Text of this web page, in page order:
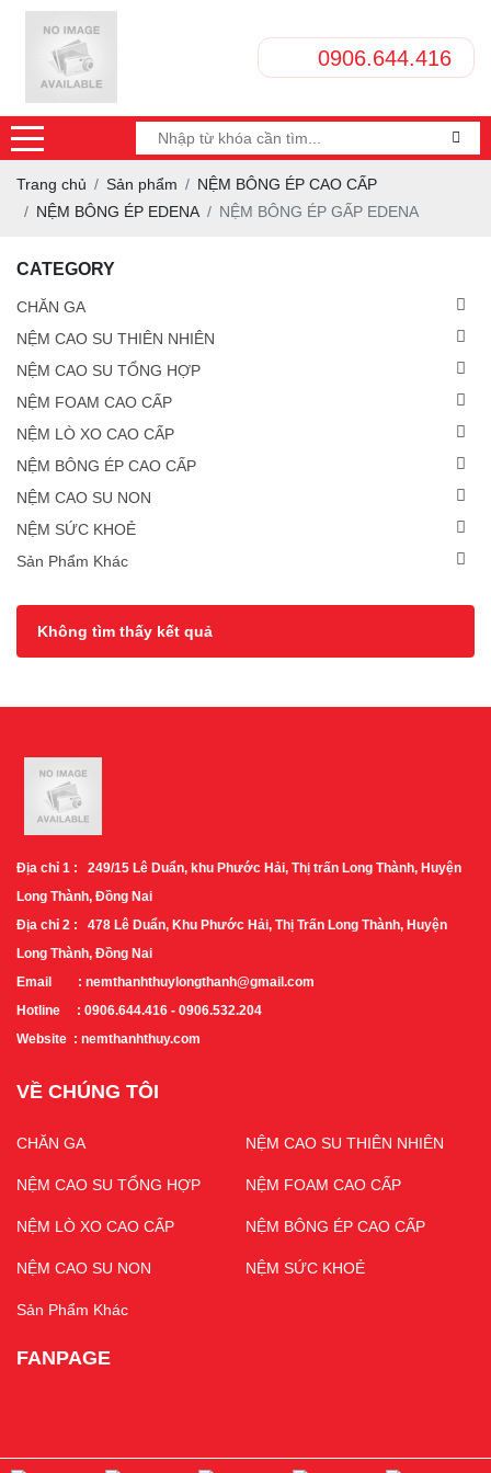
0906.644.416
Trang chủ Sản phẩm
NỆM BÔNG ÉP CAO CẤP
NỆM BÔNG ÉP EDENA
NỆM BÔNG ÉP GẤP EDENA
CATEGORY
CHĂN GA
NỆM CAO SU THIÊN NHIÊN
NỆM CAO SU TỔNG HỢP
NỆM FOAM CAO CẤP
NỆM LÒ XO CAO CẤP
NỆM BÔNG ÉP CAO CẤP
NỆM CAO SU NON
NỆM SỨC KHOẺ
Sản Phẩm Khác
Không tìm thấy kết quả
Địa chỉ 1 : 249/15 Lê Duẩn, khu Phước Hải, Thị trấn Long Thành, Huyện
Long Thành, Đồng Nai
Địa chỉ 2 : 478 Lê Duẩn, Khu Phước Hải, Thị Trấn Long Thành, Huyện
Long Thành, Đồng Nai
Email : nemthanhthuylongthanh@gmail.com
Hotline : 0906.644.416 - 0906.532.204
Website : nemthanhthuy.com
VỀ CHÚNG TÔI
CHĂN GA NỆM CAO SU THIÊN NHIÊN
NỆM CAO SU TỔNG HỢP NỆM FOAM CAO CẤP
NỆM LÒ XO CAO CẤP NỆM BÔNG ÉP CAO CẤP
NỆM CAO SU NON NỆM SỨC KHOẺ
Sản Phẩm Khác
FANPAGE
GOOGLE MAPS